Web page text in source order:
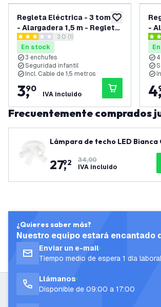
añadir a lista
Regleta Eléctrica - 3 tomas
- Alargadera 1,5 m - Regleta
de Enchufes - Negro
abrir el panel de reseñas
3 estrellas de puntuación
3.0 (1)
En stock
3 enchufes
Seguridad infantil
Incl. Cable de 1,5 metros
3,
90
IVA incluido
-
de
4.3
4
Frecuentemente comprados
Lámpara de techo LED Bianca
rteto - Inclinable - Casquillo
27,
92
34,90
IVA incluido
¿Quieres saber más?
Nuestro equipo estará encantado
Enviar un e-mail
Tiempo medio de espera 1 día
Llámanos
Disponible de 09:00 a 17:00